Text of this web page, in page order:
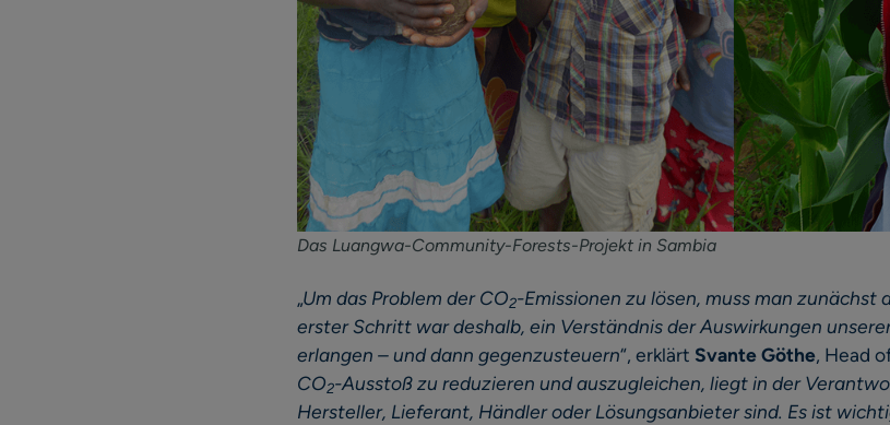
Das Luangwa-Community-Forests-Projekt in Sambia
„Um das Problem der CO2-Emissionen zu lösen, muss man zunächst
erster Schritt war deshalb, ein Verständnis der Auswirkungen
erlangen – und dann gegenzusteuern“, erklärt Svante Göthe, Head
CO2-Ausstoß zu reduzieren und auszugleichen, liegt in der
Hersteller, Lieferant, Händler oder Lösungsanbieter sind. Es ist